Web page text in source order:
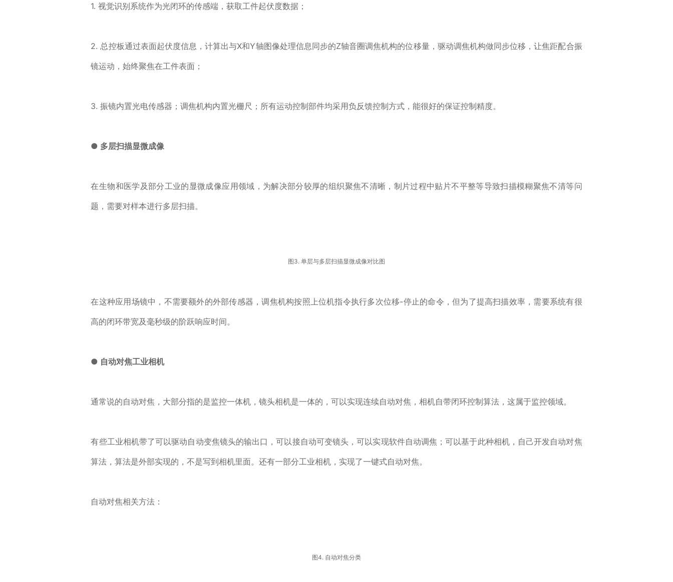
1. 视觉识别系统作为光闭环的传感端，获取工件起伏度数据；
2. 总控板通过表面起伏度信息，计算出与X和Y轴图像处理信息同步的Z轴音圈调焦机构的位移量，驱动调焦机构做同步位移，让焦距配合振
镜运动，始终聚焦在工件表面；
3. 振镜内置光电传感器；调焦机构内置光栅尺；所有运动控制部件均采用负反馈控制方式，能很好的保证控制精度。
● 多层扫描显微成像
在生物和医学及部分工业的显微成像应用领域，为解决部分较厚的组织聚焦不清晰，制片过程中贴片不平整等导致扫描模糊聚焦不清等问
题，需要对样本进行多层扫描。
图3. 单层与多层扫描显微成像对比图
在这种应用场镜中，不需要额外的外部传感器，调焦机构按照上位机指令执行多次位移-停止的命令，但为了提高扫描效率，需要系统有很
高的闭环带宽及毫秒级的阶跃响应时间。
● 自动对焦工业相机
通常说的自动对焦，大部分指的是监控一体机，镜头相机是一体的，可以实现连续自动对焦，相机自带闭环控制算法，这属于监控领域。
有些工业相机带了可以驱动自动变焦镜头的输出口，可以接自动可变镜头，可以实现软件自动调焦；可以基于此种相机，自己开发自动对焦
算法，算法是外部实现的，不是写到相机里面。还有一部分工业相机，实现了一键式自动对焦。
自动对焦相关方法：
图4. 自动对焦分类